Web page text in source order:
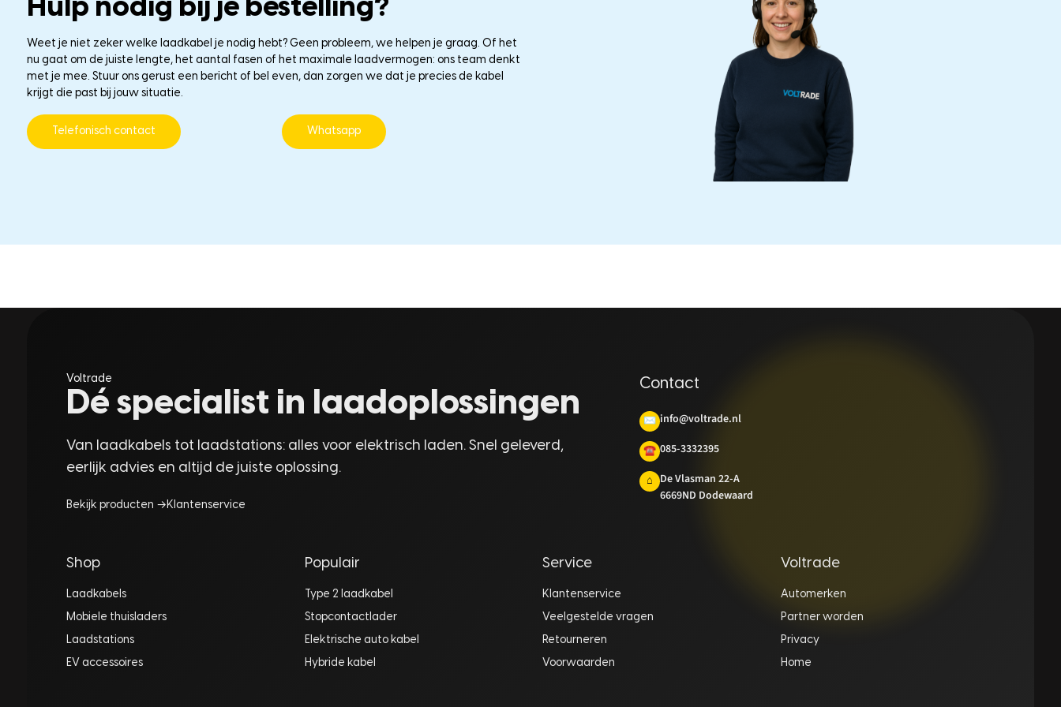
Hulp nodig bij je bestelling?
Weet je niet zeker welke laadkabel je nodig hebt? Geen probleem, we helpen je graag. Of het
nu gaat om de juiste lengte, het aantal fasen of het maximale laadvermogen: ons team denkt
met je mee. Stuur ons gerust een bericht of bel even, dan zorgen we dat je precies de kabel
krijgt die past bij jouw situatie.
Telefonisch contact Whatsapp
Voltrade
Dé specialist in laadoplossingen
Van laadkabels tot laadstations: alles voor elektrisch laden. Snel geleverd,
eerlijk advies en altijd de juiste oplossing.
Bekijk producten → Klantenservice
Contact
✉ info@voltrade.nl
☎ 085-3332395
⌂
De Vlasman 22-A
6669ND Dodewaard
Shop
Laadkabels
Mobiele thuisladers
Laadstations
EV accessoires
Populair
Type 2 laadkabel
Stopcontactlader
Elektrische auto kabel
Hybride kabel
Service
Klantenservice
Veelgestelde vragen
Retourneren
Voorwaarden
Voltrade
Automerken
Partner worden
Privacy
Home